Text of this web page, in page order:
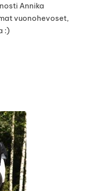
Annika
vuonohevoset,
:)